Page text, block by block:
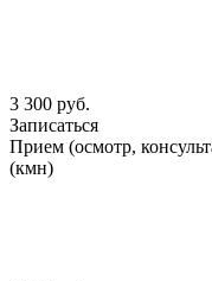
3 300 руб.
Записаться
Прием (осмотр,
(кмн)